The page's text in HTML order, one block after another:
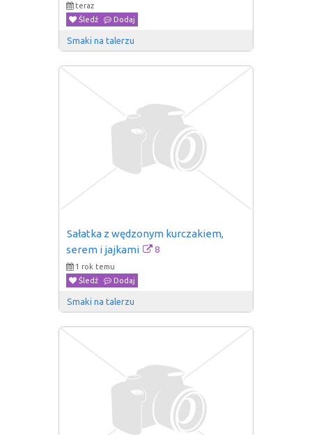
teraz
Śledź
Dodaj
Smaki na talerzu
Sałatka z wędzonym kurczakiem,
serem i jajkami
8
1 rok temu
Śledź
Dodaj
Smaki na talerzu